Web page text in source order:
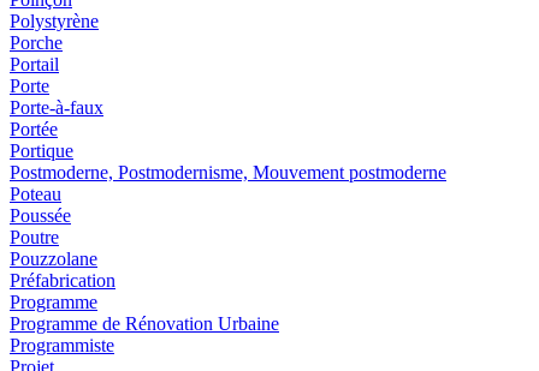
Polystyrène
Porche
Portail
Porte
Porte-à-faux
Portée
Portique
Postmoderne, Postmodernisme, Mouvement postmoderne
Poteau
Poussée
Poutre
Pouzzolane
Préfabrication
Programme
Programme de Rénovation Urbaine
Programmiste